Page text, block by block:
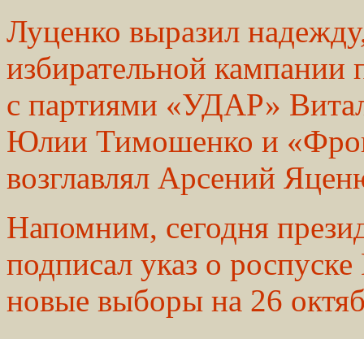
Луценко выразил
избирательной кампании
с партиями «УДАР»
Юлии Тимошенко и
возглавлял Арсений
Напомним, сегодня
подписал указ о
новые выборы на 26